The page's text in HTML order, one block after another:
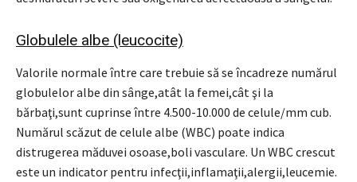
Globulele albe (leucocite)
Valorile normale între care trebuie să se încadreze numărul
globulelor albe din sânge,atât la femei,cât şi la
bărbaţi,sunt cuprinse între 4.500-10.000 de celule/mm cub.
Numărul scăzut de celule albe (WBC) poate indica
distrugerea măduvei osoase,boli vasculare. Un WBC crescut
este un indicator pentru infecţii,inflamaţii,alergii,leucemie.